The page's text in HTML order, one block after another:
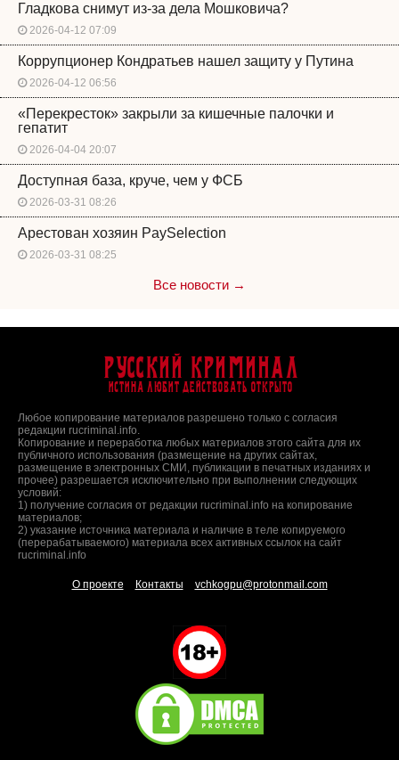
Гладкова снимут из-за дела Мошковича?
2026-04-12 07:09
Коррупционер Кондратьев нашел защиту у Путина
2026-04-12 06:56
«Перекресток» закрыли за кишечные палочки и
гепатит
2026-04-04 20:07
Доступная база, круче, чем у ФСБ
2026-03-31 08:26
Арестован хозяин PaySelection
2026-03-31 08:25
Все новости →
Русский Криминал
Истина любит действовать открыто
Любое копирование материалов разрешено только с согласия
редакции rucriminal.info.
Копирование и переработка любых материалов этого сайта для их
публичного использования (размещение на других сайтах,
размещение в электронных СМИ, публикации в печатных изданиях и
прочее) разрешается исключительно при выполнении следующих
условий:
1) получение согласия от редакции rucriminal.info на копирование
материалов;
2) указание источника материала и наличие в теле копируемого
(перерабатываемого) материала всех активных ссылок на сайт
rucriminal.info
О проекте Контакты vchkogpu@protonmail.com